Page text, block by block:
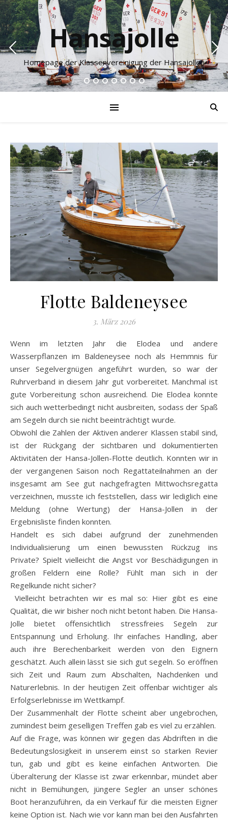
Hansajolle
Homepage der Klassenvereinigung der Hansajollen
Flotte Baldeneysee
3. März 2026
Wenn im letzten Jahr die Elodea und andere
Wasserpflanzen im Baldeneysee noch als Hemmnis für
unser Segelvergnügen angeführt wurden, so war der
Ruhrverband in diesem Jahr gut vorbereitet. Manchmal ist
gute Vorbereitung schon ausreichend. Die Elodea konnte
sich auch wetterbedingt nicht ausbreiten, sodass der Spaß
am Segeln durch sie nicht beeinträchtigt wurde.
Obwohl die Zahlen der Aktiven anderer Klassen stabil sind,
ist der Rückgang der sichtbaren und dokumentierten
Aktivitäten der Hansa-Jollen-Flotte deutlich. Konnten wir in
der vergangenen Saison noch Regattateilnahmen an der
insgesamt am See gut nachgefragten Mittwochsregatta
verzeichnen, musste ich feststellen, dass wir lediglich eine
Meldung (ohne Wertung) der Hansa-Jollen in der
Ergebnisliste finden konnten.
Handelt es sich dabei aufgrund der zunehmenden
Individualisierung um einen bewussten Rückzug ins
Private? Spielt vielleicht die Angst vor Beschädigungen in
großen Feldern eine Rolle? Fühlt man sich in der
Regelkunde nicht sicher?
Vielleicht betrachten wir es mal so: Hier gibt es eine
Qualität, die wir bisher noch nicht betont haben. Die Hansa-
Jolle bietet offensichtlich stressfreies Segeln zur
Entspannung und Erholung. Ihr einfaches Handling, aber
auch ihre Berechenbarkeit werden von den Eignern
geschätzt. Auch allein lässt sie sich gut segeln. So eröffnen
sich Zeit und Raum zum Abschalten, Nachdenken und
Naturerlebnis. In der heutigen Zeit offenbar wichtiger als
Erfolgserlebnisse im Wettkampf.
Der Zusammenhalt der Flotte scheint aber ungebrochen,
zumindest beim geselligen Treffen gab es viel zu erzählen.
Auf die Frage, was können wir gegen das Abdriften in die
Bedeutungslosigkeit in unserem einst so starken Revier
tun, gab und gibt es keine einfachen Antworten. Die
Überalterung der Klasse ist zwar erkennbar, mündet aber
nicht in Bemühungen, jüngere Segler an unser schönes
Boot heranzuführen, da ein Verkauf für die meisten Eigner
keine Option ist. Nach wie vor kann man bei den Ausfahrten